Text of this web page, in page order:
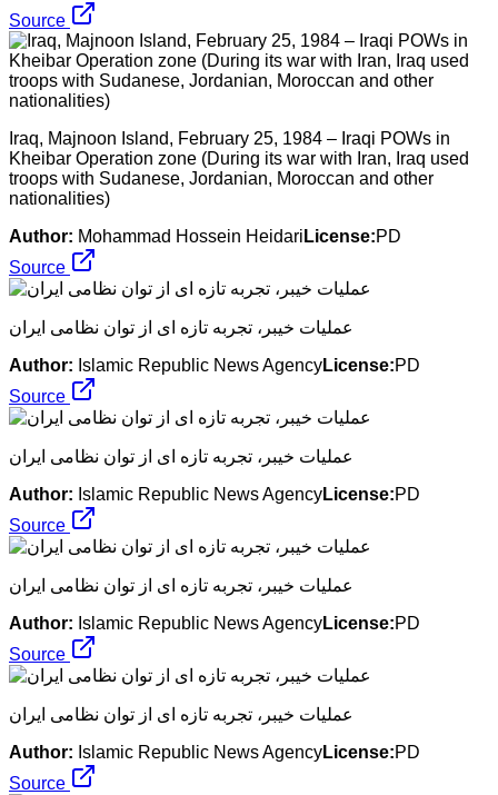
Source
Iraq, Majnoon Island, February 25, 1984 – Iraqi POWs in
Kheibar Operation zone (During its war with Iran, Iraq used
troops with Sudanese, Jordanian, Moroccan and other
nationalities)
Author: Mohammad Hossein Heidari License:PD
Source
عملیات خیبر، تجربه تازه ای از توان نظامی ایران
Author: Islamic Republic News AgencyLicense:PD
Source
عملیات خیبر، تجربه تازه ای از توان نظامی ایران
Author: Islamic Republic News AgencyLicense:PD
Source
عملیات خیبر، تجربه تازه ای از توان نظامی ایران
Author: Islamic Republic News AgencyLicense:PD
Source
عملیات خیبر، تجربه تازه ای از توان نظامی ایران
Author: Islamic Republic News AgencyLicense:PD
Source